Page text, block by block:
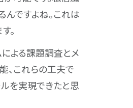
んですよね。これは
。
による課題調査とメ
、これらの工夫で
を実現できたと思